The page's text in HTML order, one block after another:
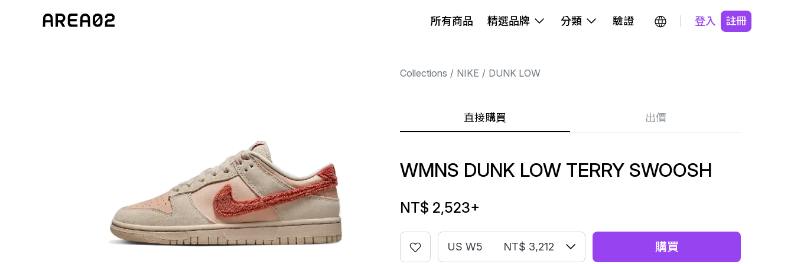
所有商品 精選品牌 分類 驗證 登入 註冊
Collections NIKE DUNK LOW
直接購買 出價
WMNS DUNK LOW TERRY SWOOSH
NT$ 2,523+
US W5 NT$ 3,212 購買